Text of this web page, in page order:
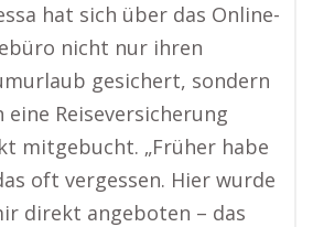
hat sich über das Online-
nicht nur ihren
gesichert, sondern
eine Reiseversicherung
mitgebucht. „Früher habe
oft vergessen. Hier wurde
direkt angeboten – das